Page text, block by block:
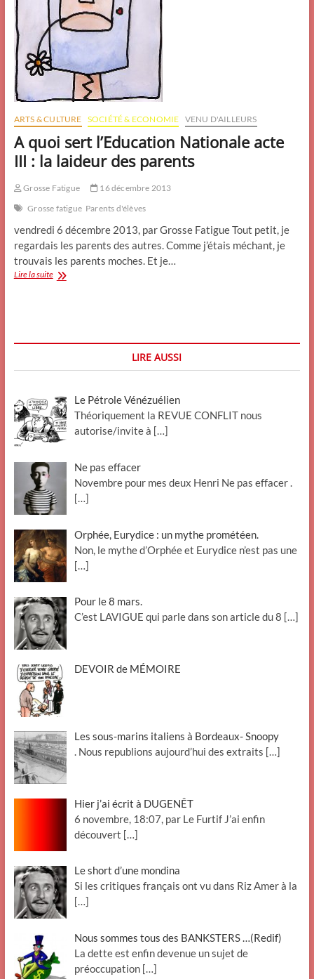
ARTS & CULTURE SOCIÉTÉ & ECONOMIE VENU D'AILLEURS
A quoi sert l’Education Nationale acte
III : la laideur des parents
Grosse Fatigue
16 décembre 2013
Grosse fatigue Parents d'élèves
vendredi 6 décembre 2013, par Grosse Fatigue Tout petit, je
regardais les parents des autres. Comme j’étais méchant, je
trouvais les parents moches. Et je…
Lire la suiteA
des
parents
LIRE AUSSI
Le Pétrole Vénézuélien
Théoriquement la REVUE CONFLIT nous
autorise/invite à […]
Ne pas effacer
Novembre pour mes deux Henri Ne pas effacer .
[…]
Orphée, Eurydice : un mythe prométéen.
Non, le mythe d’Orphée et Eurydice n’est pas une
[…]
Pour le 8 mars.
C’est LAVIGUE qui parle dans son article du 8 […]
DEVOIR de MÉMOIRE
Les sous-marins italiens à Bordeaux- Snoopy
. Nous republions aujourd’hui des extraits […]
Hier j’ai écrit à DUGENÊT
6 novembre, 18:07, par Le Furtif J’ai enfin
découvert […]
Le short d’une mondina
Si les critiques français ont vu dans Riz Amer à la
[…]
Nous sommes tous des BANKSTERS …(Redif)
La dette est enfin devenue un sujet de
préoccupation […]